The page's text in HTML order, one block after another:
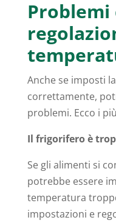
Anche se imposti
correttamente,
problemi. Ecco i
Il frigorifero è
Se gli alimenti si
potrebbe essere
temperatura
impostazioni e